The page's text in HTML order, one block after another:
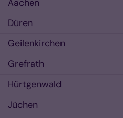
Aachen
Düren
Geilenkirchen
Grefrath
Hürtgenwald
Jüchen